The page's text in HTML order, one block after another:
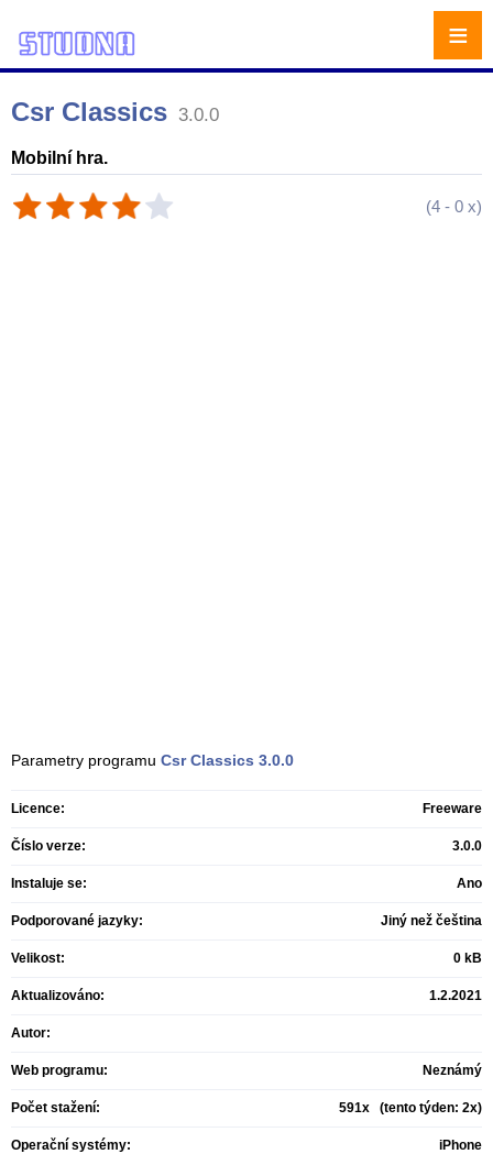
Csr Classics 3.0.0
Mobilní hra.
(4 - 0 x)
Parametry programu Csr Classics 3.0.0
Licence: Freeware
Číslo verze: 3.0.0
Instaluje se: Ano
Podporované jazyky: Jiný než čeština
Velikost: 0 kB
Aktualizováno: 1.2.2021
Autor:
Web programu: Neznámý
Počet stažení: 591x (tento týden: 2x)
Operační systémy: iPhone
≡